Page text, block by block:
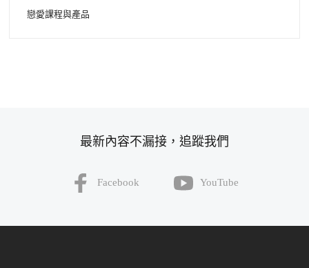
戀愛課程與產品
最新內容不漏接，追蹤我們
Facebook YouTube